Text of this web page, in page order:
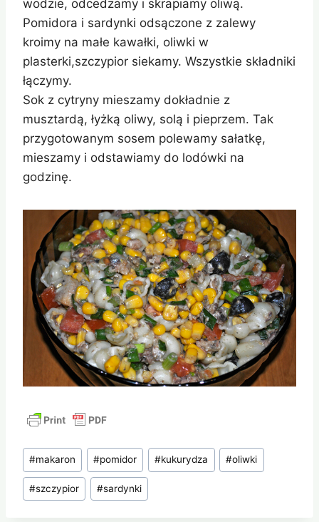
wodzie, odcedzamy i skrapiamy oliwą.
Pomidora i sardynki odsączone z zalewy
kroimy na małe kawałki, oliwki w
plasterki,szczypior siekamy. Wszystkie składniki
łączymy.
Sok z cytryny mieszamy dokładnie z
musztardą, łyżką oliwy, solą i pieprzem. Tak
przygotowanym sosem polewamy sałatkę,
mieszamy i odstawiamy do lodówki na
godzinę.
Tagi
wpisu:
#makaron #pomidor #kukurydza #oliwki
#szczypior #sardynki